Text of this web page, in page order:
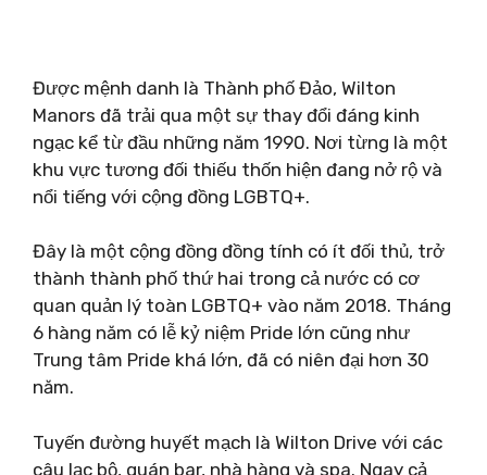
Được mệnh danh là Thành phố Đảo, Wilton
Manors đã trải qua một sự thay đổi đáng kinh
ngạc kể từ đầu những năm 1990. Nơi từng là một
khu vực tương đối thiếu thốn hiện đang nở rộ và
nổi tiếng với cộng đồng LGBTQ+.
Đây là một cộng đồng đồng tính có ít đối thủ, trở
thành thành phố thứ hai trong cả nước có cơ
quan quản lý toàn LGBTQ+ vào năm 2018. Tháng
6 hàng năm có lễ kỷ niệm Pride lớn cũng như
Trung tâm Pride khá lớn, đã có niên đại hơn 30
năm.
Tuyến đường huyết mạch là Wilton Drive với các
câu lạc bộ, quán bar, nhà hàng và spa. Ngay cả